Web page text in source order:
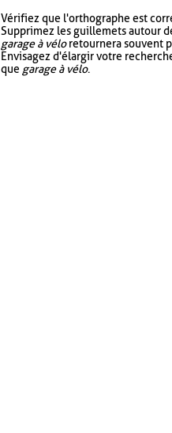
Vérifiez que l'orthographe est
Supprimez les guillemets autour
garage à véloretournera souvent
Envisagez d'élargir votre
que garage à vélo.